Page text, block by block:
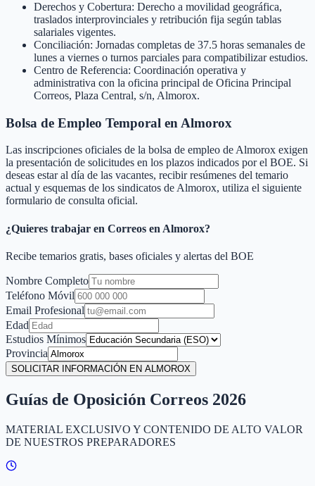
Derechos y Cobertura: Derecho a movilidad geográfica,
traslados interprovinciales y retribución fija según tablas
salariales vigentes.
Conciliación: Jornadas completas de 37.5 horas semanales de
lunes a viernes o turnos parciales para compatibilizar estudios.
Centro de Referencia: Coordinación operativa y
administrativa con la oficina principal de Oficina Principal
Correos, Plaza Central, s/n, Almorox.
Bolsa de Empleo Temporal en Almorox
Las inscripciones oficiales de la bolsa de empleo deAlmorox exigen
la presentación de solicitudes en los plazos indicados por el BOE. Si
deseas estar al día de las vacantes, recibir resúmenes del temario
actual y esquemas de los sindicatos deAlmorox, utiliza el siguiente
formulario de consulta oficial.
¿Quieres trabajar en Correos en Almorox?
Recibe temarios gratis, bases oficiales y alertas del BOE
Nombre Completo
Teléfono Móvil
Email Profesional
Edad
Estudios Mínimos
Provincia
SOLICITAR INFORMACIÓN EN ALMOROX
Guías de Oposición Correos 2026
MATERIAL EXCLUSIVO Y CONTENIDO DE ALTO VALOR
DE NUESTROS PREPARADORES